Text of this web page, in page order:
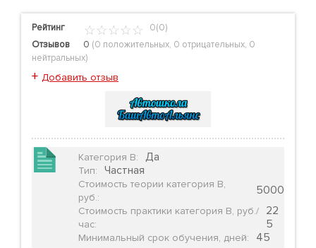
Рейтинг
0(0)
Отзывов
0 (0 положительных, 0 отрицательных, 0
нейтральных)
+ Добавить отзыв
Категория B: Да
Тип: Частная
Стоимость теории категория B,
руб.:
5000
Стоимость практики категория B, руб./
час:
22
5
Минимальный срок обучения, дней:
45